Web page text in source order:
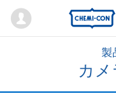
Mypage
製
カ